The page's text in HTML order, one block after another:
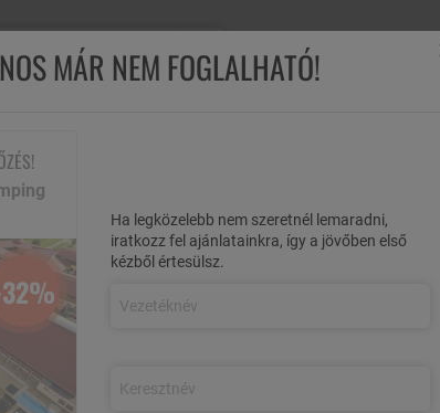
Minden nap:
korlátlan belépéssel
MÁR NEM FOGLALHATÓ!
Ha legközelebb nem szeretnél lemaradni,
iratkozz fel ajánlatainkra, így a jövőben első
kézből értesülsz.